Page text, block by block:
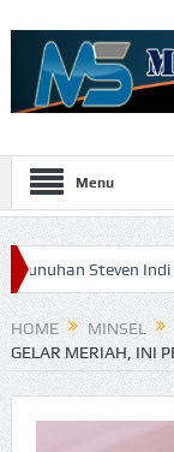
Menu
Indi Segera
HOME MINSEL
GELAR MERIAH, INI